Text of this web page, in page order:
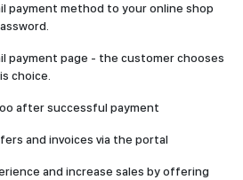
payment method to your online shop
payment page - the customer chooses
choice.
after successful payment
and invoices via the portal
and increase sales by offering